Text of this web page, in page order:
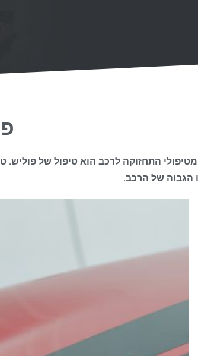
התחזוקה לרכב הוא טיפול של פוליש.
הגבוה של הרכב.